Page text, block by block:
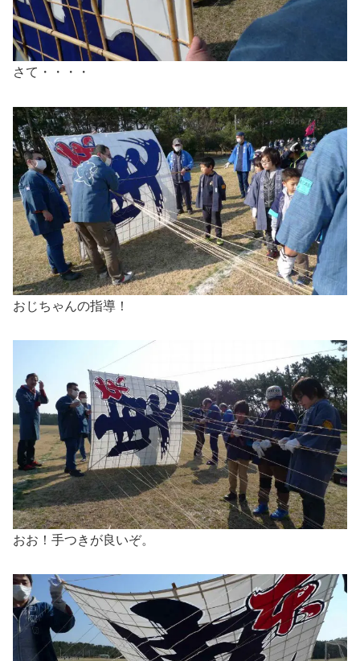
さて・・・・
おじちゃんの指導！
おお！手つきが良いぞ。